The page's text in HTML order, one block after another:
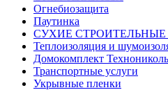
Огнебиозащита
Паутинка
СУХИЕ
Теплоизоляция и
Домокомплект Технониколь
Транспортные услуги
Укрывные пленки